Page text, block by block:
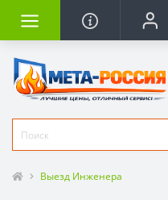
Выезд Инженера